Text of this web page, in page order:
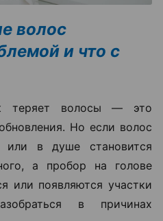
волос
и что с
теряет волосы — это
Но если волос
или в душе становится
а пробор на голове
или появляются участки
в причинах